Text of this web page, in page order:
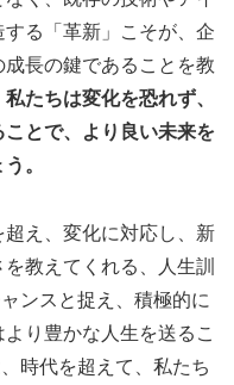
る「革新」こそが、企
長の鍵であることを教
たちは変化を恐れず、
とで、より良い未来を
。
え、変化に対応し、新
教えてくれる、人生訓
ンスと捉え、積極的に
り豊かな人生を送るこ
時代を超えて、私たち